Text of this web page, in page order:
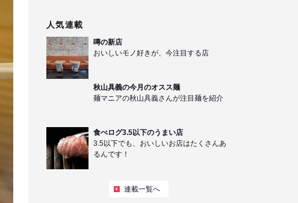
人気連載
噂の新店
おいしいモノ好きが、今注目する店
秋山具義の今月のオスス麺
麺マニアの秋山具義さんが注目麺を紹介
食べログ3.5以下のうまい店
3.5以下でも、おいしいお店はたくさんあ
るんです！
連載一覧へ